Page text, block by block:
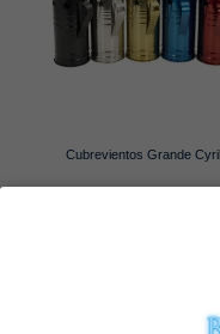
Cubrevientos Grande Cyril